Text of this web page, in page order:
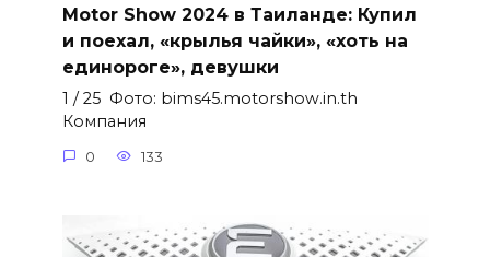
Motor Show 2024 в Таиланде: Купил
и поехал, «крылья чайки», «хоть на
единороге», девушки
1 / 25 Фото: bims45.motorshow.in.th
Компания
0 133